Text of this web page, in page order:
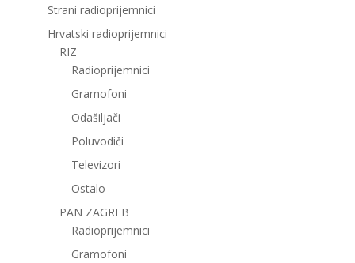
Strani radioprijemnici
Hrvatski radioprijemnici
RIZ
Radioprijemnici
Gramofoni
Odašiljači
Poluvodiči
Televizori
Ostalo
PAN ZAGREB
Radioprijemnici
Gramofoni